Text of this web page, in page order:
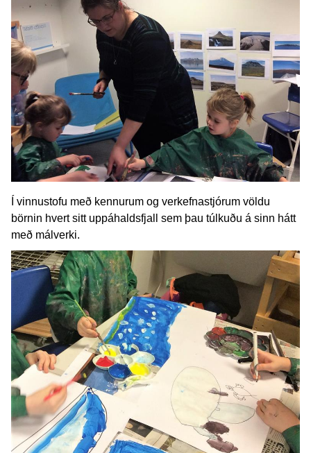
Í vinnustofu með kennurum og verkefnastjórum völdu
börnin hvert sitt uppáhaldsfjall sem þau túlkuðu á sinn hátt
með málverki.